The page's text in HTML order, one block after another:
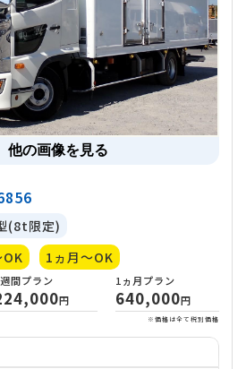
他の画像を見る
(8t限定)
OK 1ヵ月～OK